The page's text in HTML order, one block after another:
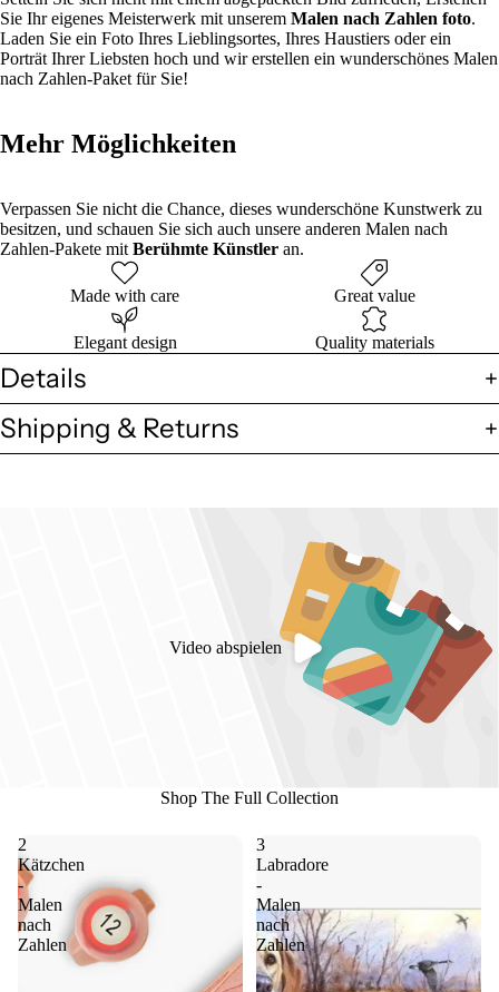
Sie Ihr eigenes Meisterwerk mit unserem Malen nach Zahlen foto.
Laden Sie ein Foto Ihres Lieblingsortes, Ihres Haustiers oder ein
Porträt Ihrer Liebsten hoch und wir erstellen ein wunderschönes Malen
nach Zahlen-Paket für Sie!
Mehr Möglichkeiten
Verpassen Sie nicht die Chance, dieses wunderschöne Kunstwerk zu
besitzen, und schauen Sie sich auch unsere anderen Malen nach
Zahlen-Pakete mit Berühmte Künstler an.
Made with care Great value
Elegant design Quality materials
Details
Shipping & Returns
Video abspielen
Shop The Full Collection
2
Kätzchen
-
Malen
nach
Zahlen
3
Labradore
-
Malen
nach
Zahlen